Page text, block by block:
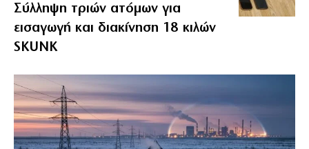
Σύλληψη τριών ατόμων για
εισαγωγή και διακίνηση 18 κιλών
SKUNK